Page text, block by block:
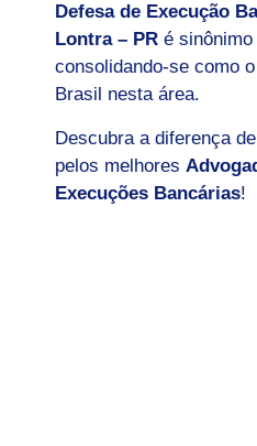
Defesa de Execução
Lontra – PR é
consolidando-se como
Brasil nesta área.
Descubra a diferença
pelos melhores
Execuções Bancárias!